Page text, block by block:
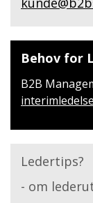
Behov for
B2B
interimledelse
Ledertips?
- om